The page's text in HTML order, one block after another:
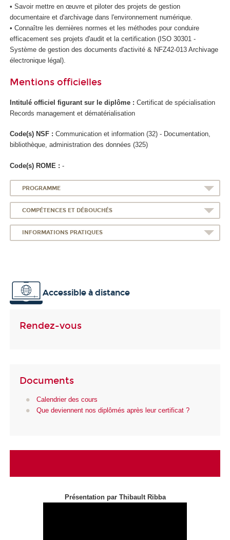
• Savoir mettre en œuvre et piloter des projets de gestion
documentaire et d'archivage dans l'environnement numérique.
• Connaître les dernières normes et les méthodes pour conduire
efficacement ses projets d'audit et la certification (ISO 30301 -
Système de gestion des documents d'activité & NFZ42-013 Archivage
électronique légal).
Mentions officielles
Intitulé officiel figurant sur le diplôme : Certificat de spécialisation
Records management et dématérialisation
Code(s) NSF : Communication et information (32) - Documentation,
bibliothèque, administration des données (325)
Code(s) ROME : -
PROGRAMME
COMPÉTENCES ET DÉBOUCHÉS
INFORMATIONS PRATIQUES
Accessible à distance
Rendez-vous
Documents
Calendrier des cours
Que deviennent nos diplômés après leur certificat ?
Présentation par Thibault Ribba